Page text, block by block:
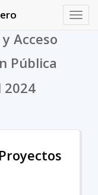
Acceso
Pública